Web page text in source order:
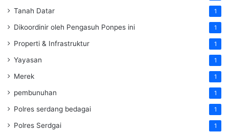
Tanah Datar 1
Dikoordinir oleh Pengasuh Ponpes ini 1
Properti & Infrastruktur 1
Yayasan 1
Merek 1
pembunuhan 1
Polres serdang bedagai 1
Polres Serdgai 1